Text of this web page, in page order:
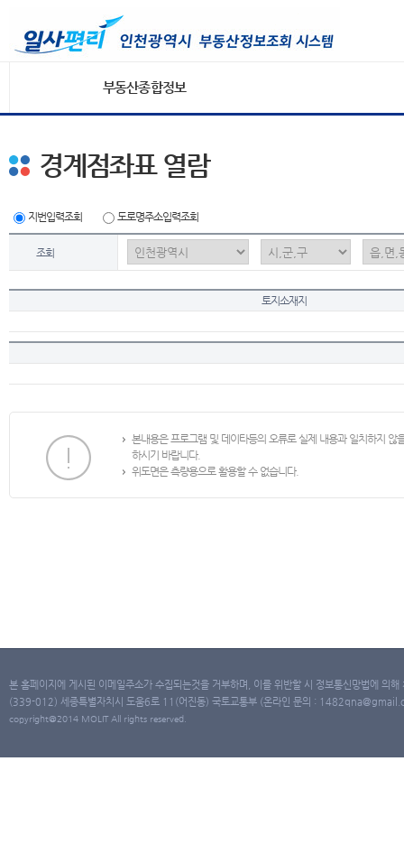
부동산종합정보
경계점좌표 열람
지번입력조회 도로명주소입력조회
조회
토지소재지
본내용은 프로그램 및 데이타등의 오류로 실제 내용과 일치하지
하시기 바랍니다.
위도면은 측량용으로 활용할 수 없습니다.
본 홈페이지에 게시된 이메일주소가 수집되는것을 거부하며, 이를 위반할 시 정보통신망법에 의
(339-012) 세종특별자치시 도움6로 11(어진동) 국토교통부 (온라인 문의 :
copyright@2014 MOLIT All rights reserved.